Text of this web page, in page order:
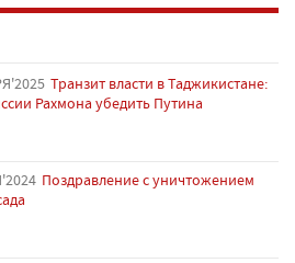
Транзит власти в Таджикистане:
Рахмона убедить Путина
Поздравление с уничтожением